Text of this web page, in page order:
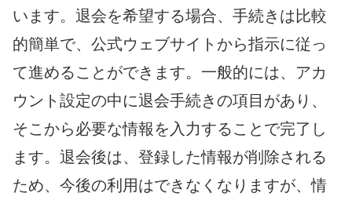
います。退会を希望する場合、手続きは比較
的簡単で、公式ウェブサイトから指示に従っ
て進めることができます。一般的には、アカ
ウント設定の中に退会手続きの項目があり、
そこから必要な情報を入力することで完了し
ます。退会後は、登録した情報が削除される
ため、今後の利用はできなくなりますが、情